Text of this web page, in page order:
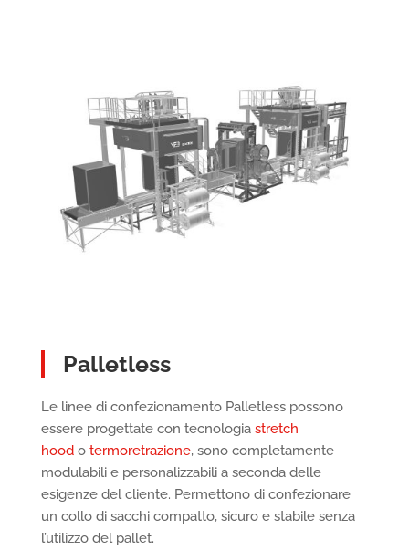
Palletless
Le linee di confezionamento Palletless possono
essere progettate con tecnologia stretch
hoodo termoretrazione, sono completamente
modulabili e personalizzabili a seconda delle
esigenze del cliente. Permettono di confezionare
un collo di sacchi compatto, sicuro e stabile senza
l’utilizzo del pallet.